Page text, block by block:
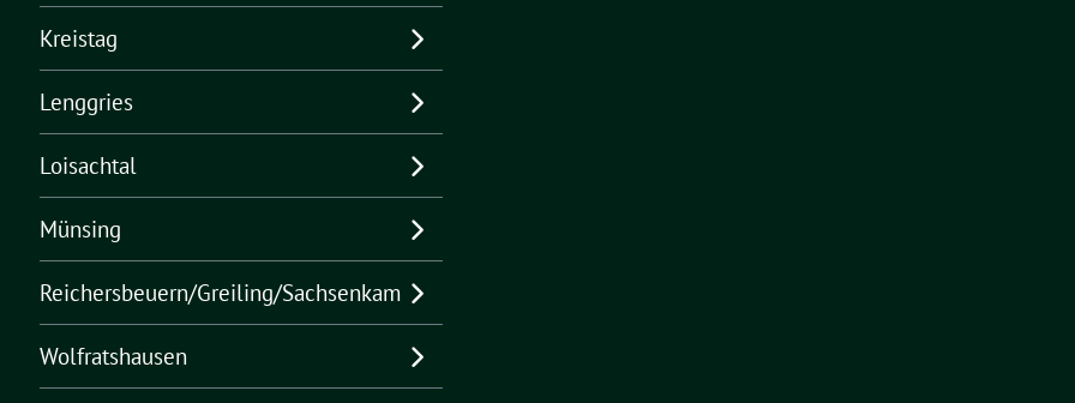
Kreistag
Lenggries
Loisachtal
Münsing
Reichersbeuern/Greiling/Sachsenkam
Wolfratshausen